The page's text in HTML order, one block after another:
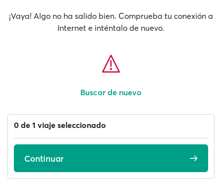
¡Vaya! Algo no ha salido bien. Comprueba tu conexión a
Internet e inténtalo de nuevo.
Buscar de nuevo
0 de 1 viaje seleccionado
Continuar